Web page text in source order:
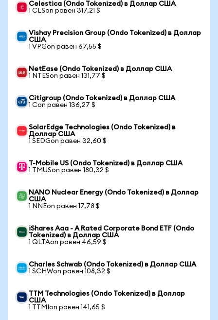
Celestica (Ondo Tokenized) в Доллар США
1 CLSon равен 317,21 $
Vishay Precision Group (Ondo Tokenized) в Доллар
США
1 VPGon равен 67,55 $
NetEase (Ondo Tokenized) в Доллар США
1 NTESon равен 131,77 $
Citigroup (Ondo Tokenized) в Доллар США
1 Con равен 136,27 $
SolarEdge Technologies (Ondo Tokenized) в
Доллар США
1 SEDGon равен 32,60 $
T-Mobile US (Ondo Tokenized) в Доллар США
1 TMUSon равен 180,32 $
NANO Nuclear Energy (Ondo Tokenized) в Доллар
США
1 NNEon равен 17,78 $
iShares Aaa - A Rated Corporate Bond ETF (Ondo
Tokenized) в Доллар США
1 QLTAon равен 46,59 $
Charles Schwab (Ondo Tokenized) в Доллар США
1 SCHWon равен 108,32 $
TTM Technologies (Ondo Tokenized) в Доллар
США
1 TTMIon равен 141,65 $